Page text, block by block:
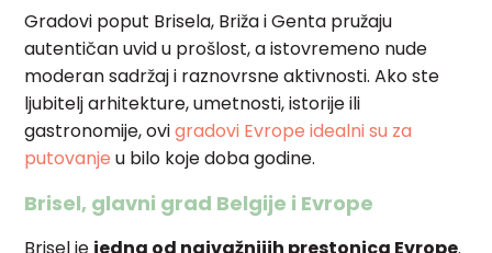
Gradovi poput Brisela, Briža i Genta pružaju
autentičan uvid u prošlost, a istovremeno nude
moderan sadržaj i raznovrsne aktivnosti. Ako ste
ljubitelj arhitekture, umetnosti, istorije ili
gastronomije, ovigradovi Evrope idealni su za
putovanje u bilo koje doba godine.
Brisel, glavni grad Belgije i Evrope
Brisel je jedna od najvažnijih prestonica Evrope.